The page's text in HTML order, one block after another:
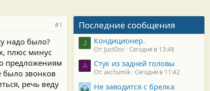
#1
надо было?
плюс минус
предложениям
было звонков
речь веду
Последние сообщения
J Кондиционер.
От: JustDoc Сегодня в 13:48
A Стук из задней головы
От: avchumik Сегодня в 11:42
Не заводится с брелка